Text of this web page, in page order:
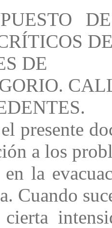
DE
el presente
a los
en la
Cuando